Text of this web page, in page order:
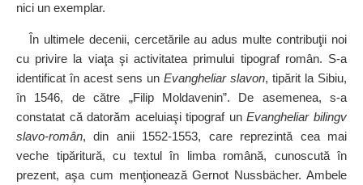
nici un exemplar.
În ultimele decenii, cercetările au adus multe contribuţii noi
cu privire la viaţa şi activitatea primului tipograf român. S‑a
identificat în acest sens un Evangheliar slavon, tipărit la Sibiu,
în 1546, de către „Filip Moldavenin”. De asemenea, s‑a
constatat că datorăm aceluiaşi tipograf unEvangheliar bilingv
slavo‑român, din anii 1552‑1553, care reprezintă cea mai
veche tipăritură, cu textul în limba română, cunoscută în
prezent, aşa cum menţionează Gernot Nussbächer. Ambele